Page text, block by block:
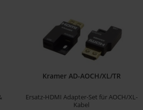
Kramer AD-AOCH/XL/TR
Ersatz-HDMI Adapter-Set für AOCH/XL-
Kabel